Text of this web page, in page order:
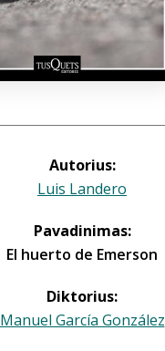
Autorius:
Luis Landero
Pavadinimas:
El huerto de Emerson
Diktorius:
Manuel García González